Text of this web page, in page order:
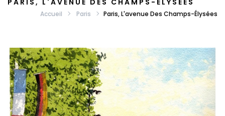
PARIS, L'AVENUE DES CHAMPS-ÉLYSÉES
Accueil Paris Paris, L'avenue Des Champs-Élysées